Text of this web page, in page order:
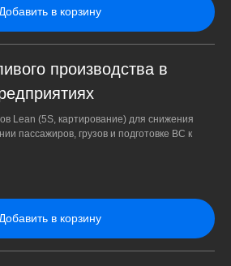
Добавить в корзину
производства в
Lean (5S, картирование) для снижения
пассажиров, грузов и подготовке ВС к
Добавить в корзину